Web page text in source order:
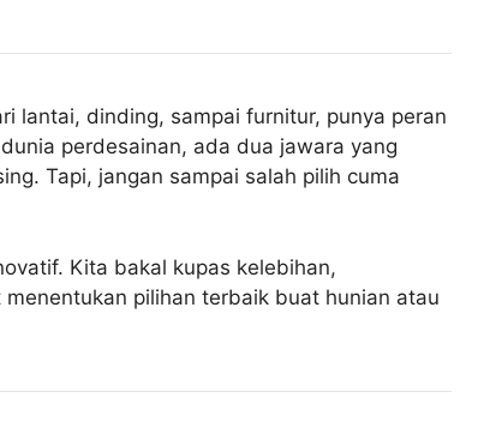
lantai, dinding, sampai furnitur, punya peran
perdesainan, ada dua jawara yang
Tapi, jangan sampai salah pilih cuma
Kita bakal kupas kelebihan,
pilihan terbaik buat hunian atau